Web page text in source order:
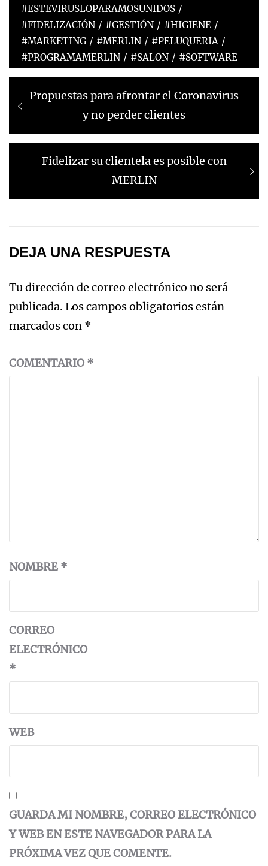
#ESTEVIRUSLOPARAMOSUNIDOS /
#FIDELIZACIÓN / #GESTIÓN / #HIGIENE /
#MARKETING / #MERLIN / #PELUQUERIA /
#PROGRAMAMERLIN / #SALON / #SOFTWARE
Propuestas para afrontar el Coronavirus
y no perder clientes
Fidelizar su clientela es posible con
MERLIN
DEJA UNA RESPUESTA
Tu dirección de correo electrónico no será
publicada. Los campos obligatorios están
marcados con *
COMENTARIO *
NOMBRE *
CORREO
ELECTRÓNICO
*
WEB
GUARDA MI NOMBRE, CORREO ELECTRÓNICO
Y WEB EN ESTE NAVEGADOR PARA LA
PRÓXIMA VEZ QUE COMENTE.